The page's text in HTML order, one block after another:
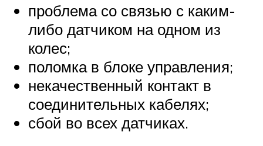
проблема со связью с каким-
либо датчиком на одном из
колес;
поломка в блоке управления;
некачественный контакт в
соединительных кабелях;
сбой во всех датчиках.